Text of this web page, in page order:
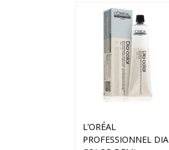
L’ORÉAL
PROFESSIONNEL DIA